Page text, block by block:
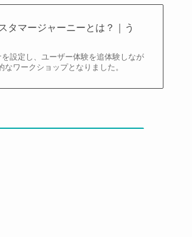
タマージャーニーとは？｜う
設定し、ユーザー体験を追体験しなが
ワークショップとなりました。